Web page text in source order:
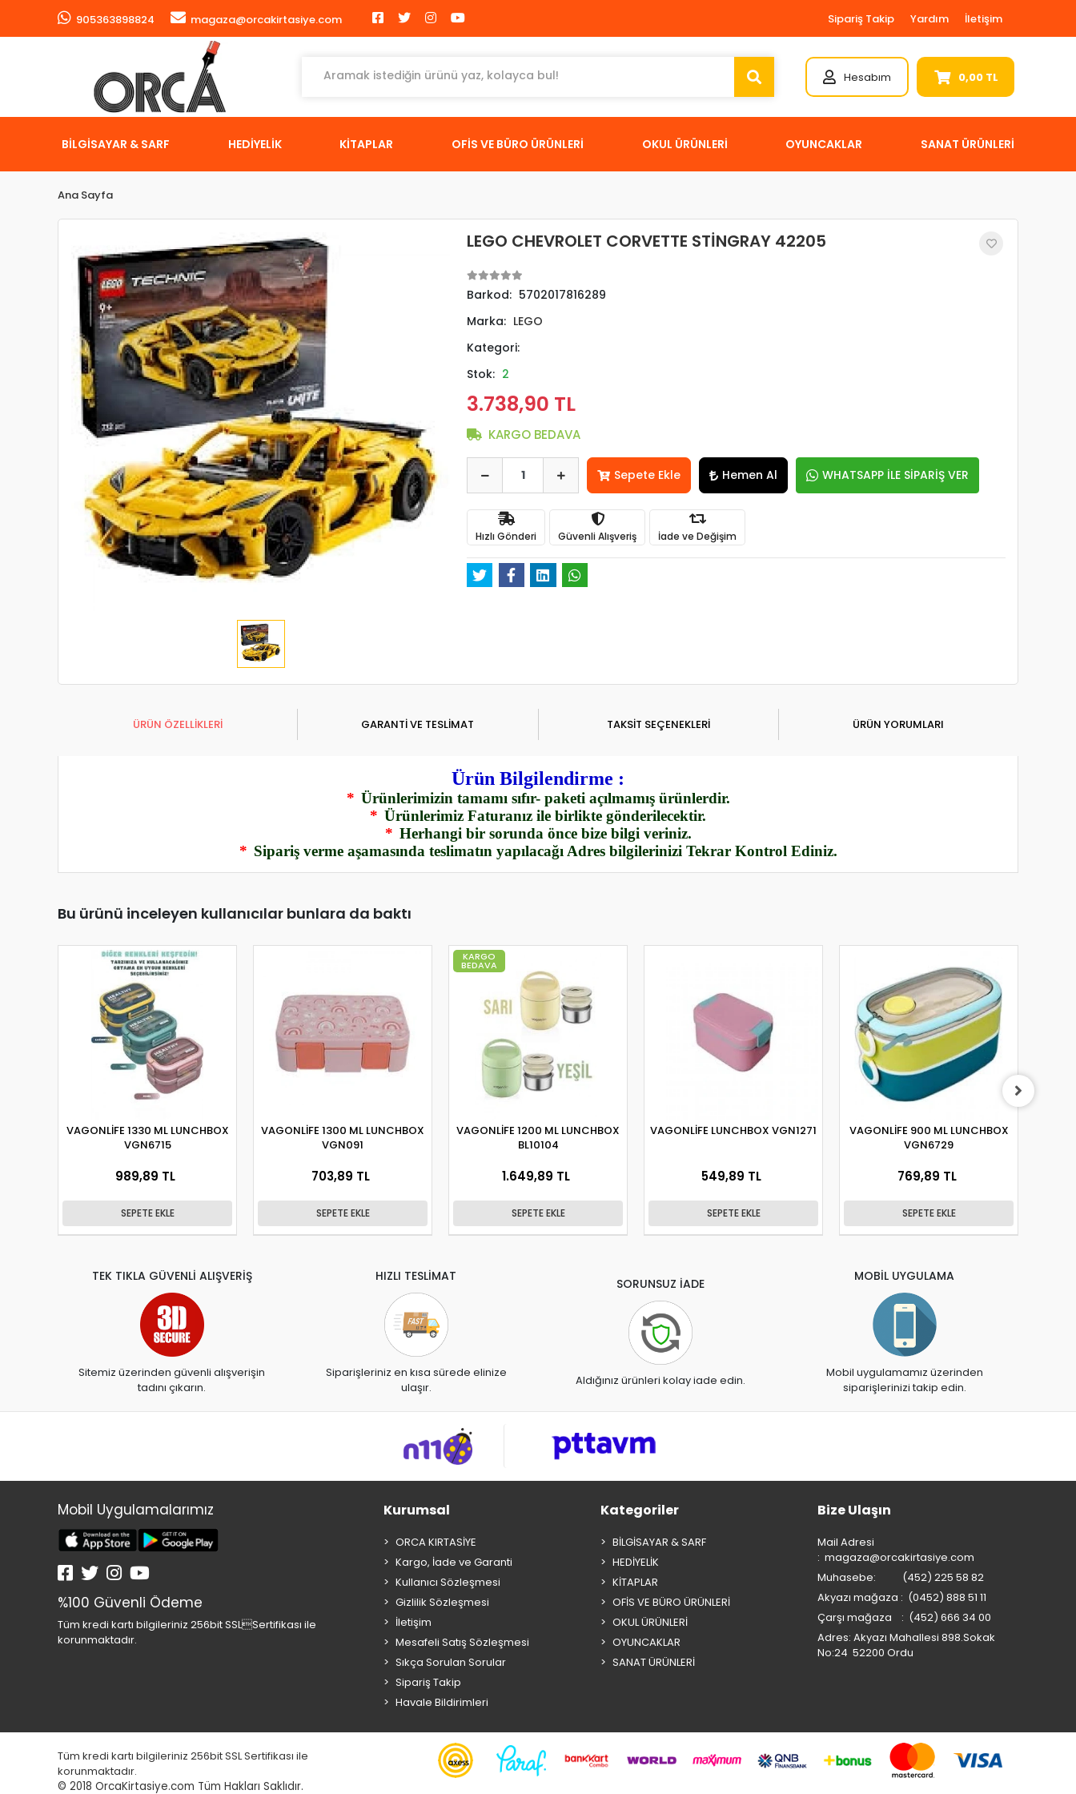
905363898824 magaza@orcakirtasiye.com Sipariş Takip Yardım İletişim
Hesabım 0,00 TL
BİLGİSAYAR & SARF HEDİYELİK KİTAPLAR OFİS VE BÜRO ÜRÜNLERİ OKUL ÜRÜNLERİ OYUNCAKLAR SANAT ÜRÜNLERİ
Ana Sayfa
LEGO CHEVROLET CORVETTE STİNGRAY 42205
Barkod: 5702017816289
Marka: LEGO
Kategori:
Stok: 2
3.738,90 TL
KARGO BEDAVA
Sepete Ekle Hemen Al WHATSAPP İLE SİPARİŞ VER
Hızlı Gönderi Güvenli Alışveriş İade ve Değişim
ÜRÜN ÖZELLİKLERİ GARANTİ VE TESLİMAT TAKSİT SEÇENEKLERİ ÜRÜN YORUMLARI
Ürün Bilgilendirme :
* Ürünlerimizin tamamı sıfır- paketi açılmamış ürünlerdir.
* Ürünlerimiz Faturanız ile birlikte gönderilecektir.
* Herhangi bir sorunda önce bize bilgi veriniz.
* Sipariş verme aşamasında teslimatın yapılacağı Adres bilgilerinizi Tekrar Kontrol Ediniz.
Bu ürünü inceleyen kullanıcılar bunlara da baktı
VAGONLİFE 1330 ML LUNCHBOX
VGN6715
989,89 TL
SEPETE EKLE
VAGONLİFE 1300 ML LUNCHBOX
VGN091
703,89 TL
SEPETE EKLE
KARGO
BEDAVA
VAGONLİFE 1200 ML LUNCHBOX
BL10104
1.649,89 TL
SEPETE EKLE
VAGONLİFE LUNCHBOX VGN1271
549,89 TL
SEPETE EKLE
VAGONLİFE 900 ML LUNCHBOX
VGN6729
769,89 TL
SEPETE EKLE
TEK TIKLA GÜVENLİ ALIŞVERİŞ
Sitemiz üzerinden güvenli alışverişin
tadını çıkarın.
HIZLI TESLİMAT
Siparişleriniz en kısa sürede elinize
ulaşır.
SORUNSUZ İADE
Aldığınız ürünleri kolay iade edin.
MOBİL UYGULAMA
Mobil uygulamamız üzerinden
siparişlerinizi takip edin.
Mobil Uygulamalarımız
%100 Güvenli Ödeme
Tüm kredi kartı bilgileriniz 256bit SSLSertifikası ile
korunmaktadır.
Kurumsal
ORCA KIRTASİYE
Kargo, İade ve Garanti
Kullanıcı Sözleşmesi
Gizlilik Sözleşmesi
İletişim
Mesafeli Satış Sözleşmesi
Sıkça Sorulan Sorular
Sipariş Takip
Havale Bildirimleri
Kategoriler
BİLGİSAYAR & SARF
HEDİYELİK
KİTAPLAR
OFİS VE BÜRO ÜRÜNLERİ
OKUL ÜRÜNLERİ
OYUNCAKLAR
SANAT ÜRÜNLERİ
Bize Ulaşın
Mail Adresi
: magaza@orcakirtasiye.com
Muhasebe: (452) 225 58 82
Akyazı mağaza : (0452) 888 51 11
Çarşı mağaza : (452) 666 34 00
Adres: Akyazı Mahallesi 898.Sokak
No:24 52200 Ordu
Tüm kredi kartı bilgileriniz 256bit SSL Sertifikası ile
korunmaktadır.
© 2018 OrcaKirtasiye.com Tüm Hakları Saklıdır.